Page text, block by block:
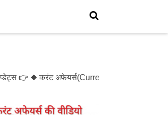
◆ करंट अफेयर्स(Current Affairs)- Test- 1214 ◆